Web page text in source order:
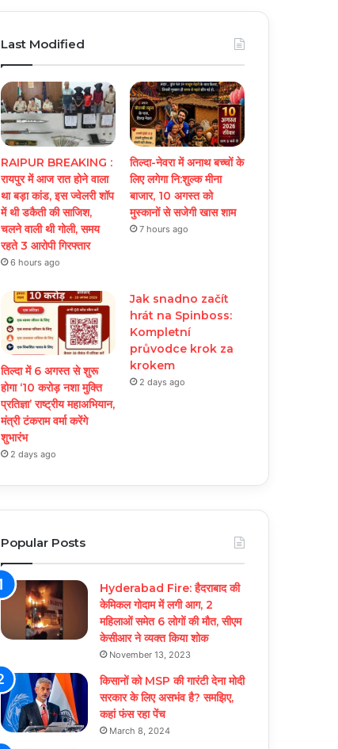
Last Modified
RAIPUR BREAKING :
रायपुर में आज रात होने वाला
था बड़ा कांड, इस ज्वेलरी शॉप
में थी डकैती की साजिश,
चलने वाली थी गोली, समय
रहते 3 आरोपी गिरफ्तार
6 hours ago
तिल्दा-नेवरा में अनाथ बच्चों के
लिए लगेगा नि:शुल्क मीना
बाजार, 10 अगस्त को
मुस्कानों से सजेगी खास शाम
7 hours ago
तिल्दा में 6 अगस्त से शुरू
होगा ‘10 करोड़ नशा मुक्ति
प्रतिज्ञा’ राष्ट्रीय महाअभियान,
मंत्री टंकराम वर्मा करेंगे
शुभारंभ
2 days ago
Jak snadno začít
hrát na Spinboss:
Kompletní
průvodce krok za
krokem
2 days ago
Popular Posts
Hyderabad Fire: हैदराबाद की
केमिकल गोदाम में लगी आग, 2
महिलाओं समेत 6 लोगों की मौत, सीएम
केसीआर ने व्यक्त किया शोक
November 13, 2023
किसानों को MSP की गारंटी देना मोदी
सरकार के लिए असभंव है? समझिए,
कहां फंस रहा पेंच
March 8, 2024